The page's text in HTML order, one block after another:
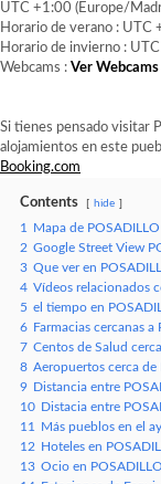
UTC +1:00 (Europe/
Horario de verano : UTC
Horario de invierno :
Webcams : Ver Webcams
Si tienes pensado visitar
alojamientos en este
Booking.com
Contents hide
1
Mapa de POSADILLO
2 Google Street View
3 Que ver en
4 Vídeos relacionados
5 el tiempo en
6
Farmacias cercanas
7 Centos de Salud
8 Aeropuertos cerca de
9
Distancia entre
10
Distacia entre
11
Más pueblos en el
12
Hoteles en
13 Ocio en